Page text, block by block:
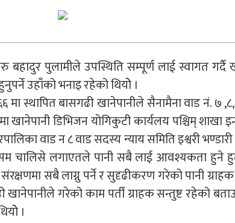
बहादुर पुलामीले उपस्थिति सम्पूर्ण लाई स्वागत गर्दै
उहाँको भनाइ रहेको थियोे ।
स्थापित बासगढी खानेपानीले सैनामैना वाड नं. ७
डिभिजन योगिकुटी कार्यलय पश्चिम् शाखा
वाड न ८ वाड सदस्य न्याय समिति इश्वरी
चालिसे लगाएतले पानी सबै लाई आवश्यकता हुने
सबै लाग्नु पर्ने र सुदृढीकरण गरेको पानी
गरेको काम पर्ती ग्राहक सन्तुष्ट रहेको
।